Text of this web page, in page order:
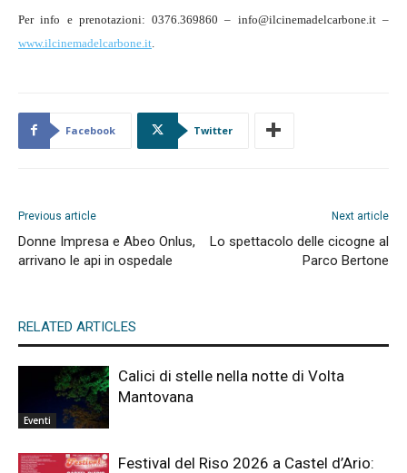
Per info e prenotazioni: 0376.369860 – info@ilcinemadelcarbone.it –
www.ilcinemadelcarbone.it
Facebook Twitter
Previous article
Donne Impresa e Abeo Onlus,
arrivano le api in ospedale
Next article
Lo spettacolo delle cicogne al
Parco Bertone
RELATED ARTICLES
Eventi
Calici di stelle nella notte di Volta
Mantovana
Festival del Riso 2026 a Castel d’Ario: